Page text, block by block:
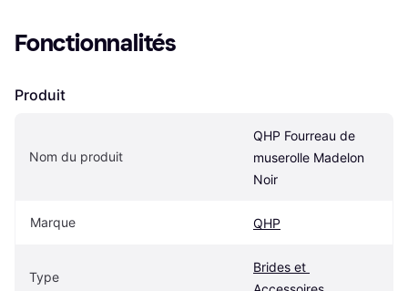
Fonctionnalités
Produit
Nom du produit
QHP Fourreau de
muserolle Madelon
Noir
Marque QHP
Type
Brides et